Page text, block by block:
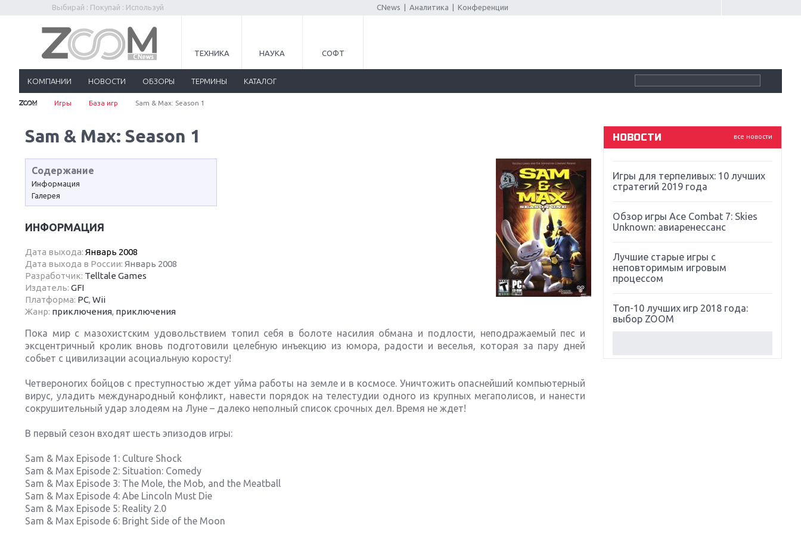
Выбирай : Покупай : Используй CNews Аналитика Конференции
ТЕХНИКА НАУКА СОФТ
КОМПАНИИ НОВОСТИ ОБЗОРЫ ТЕРМИНЫ КАТАЛОГ
Игры База игр Sam & Max: Season 1
Sam & Max: Season 1
Содержание
Информация
Галерея
ИНФОРМАЦИЯ
Дата выхода: Январь 2008
Дата выхода в России: Январь 2008
Разработчик: Telltale Games
Издатель: GFI
Платформа: PC, Wii
Жанр: приключения, приключения
Пока мир с мазохистским удовольствием топил себя в болоте насилия обмана и подлости, неподражаемый пес и
эксцентричный кролик вновь подготовили целебную инъекцию из юмора, радости и веселья, которая за пару дней
собьет с цивилизации асоциальную коросту!
Четвероногих бойцов с преступностью ждет уйма работы на земле и в космосе. Уничтожить опаснейший компьютерный
вирус, уладить международный конфликт, навести порядок на телестудии одного из крупных мегаполисов, и нанести
сокрушительный удар злодеям на Луне – далеко неполный список срочных дел. Время не ждет!
В первый сезон входят шесть эпизодов игры:
Sam & Max Episode 1: Culture Shock
Sam & Max Episode 2: Situation: Comedy
Sam & Max Episode 3: The Mole, the Mob, and the Meatball
Sam & Max Episode 4: Abe Lincoln Must Die
Sam & Max Episode 5: Reality 2.0
Sam & Max Episode 6: Bright Side of the Moon
все новости
НОВОСТИ
Souls
Far Cry 5: хвалить нельзя ругать
Игры для терпеливых: 10 лучших
стратегий 2019 года
Обзор игры Ace Combat 7: Skies
Unknown: авиаренессанс
Лучшие старые игры с
неповторимым игровым
процессом
Топ-10 лучших игр 2018 года:
выбор ZOOM
Next